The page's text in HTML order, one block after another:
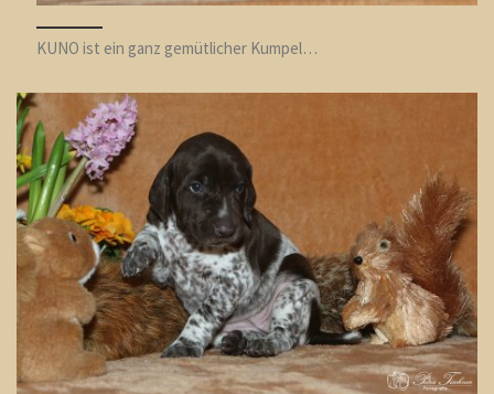
KUNO ist ein ganz gemütlicher Kumpel…